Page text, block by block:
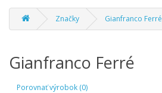
Značky Gianfranco Ferré
Gianfranco Ferré
Porovnať výrobok (0)